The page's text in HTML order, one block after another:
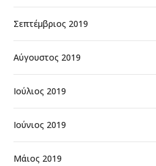
Σεπτέμβριος 2019
Αύγουστος 2019
Ιούλιος 2019
Ιούνιος 2019
Μάιος 2019